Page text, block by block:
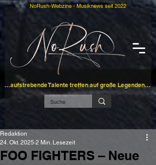
…aufstrebende Talente treffen auf große Legenden…
NoRush-Webzine - Musiknews seit 2022
FOO FIGHTERS – Neue
Redaktion
24. Okt. 2025 2 Min. Lesezeit